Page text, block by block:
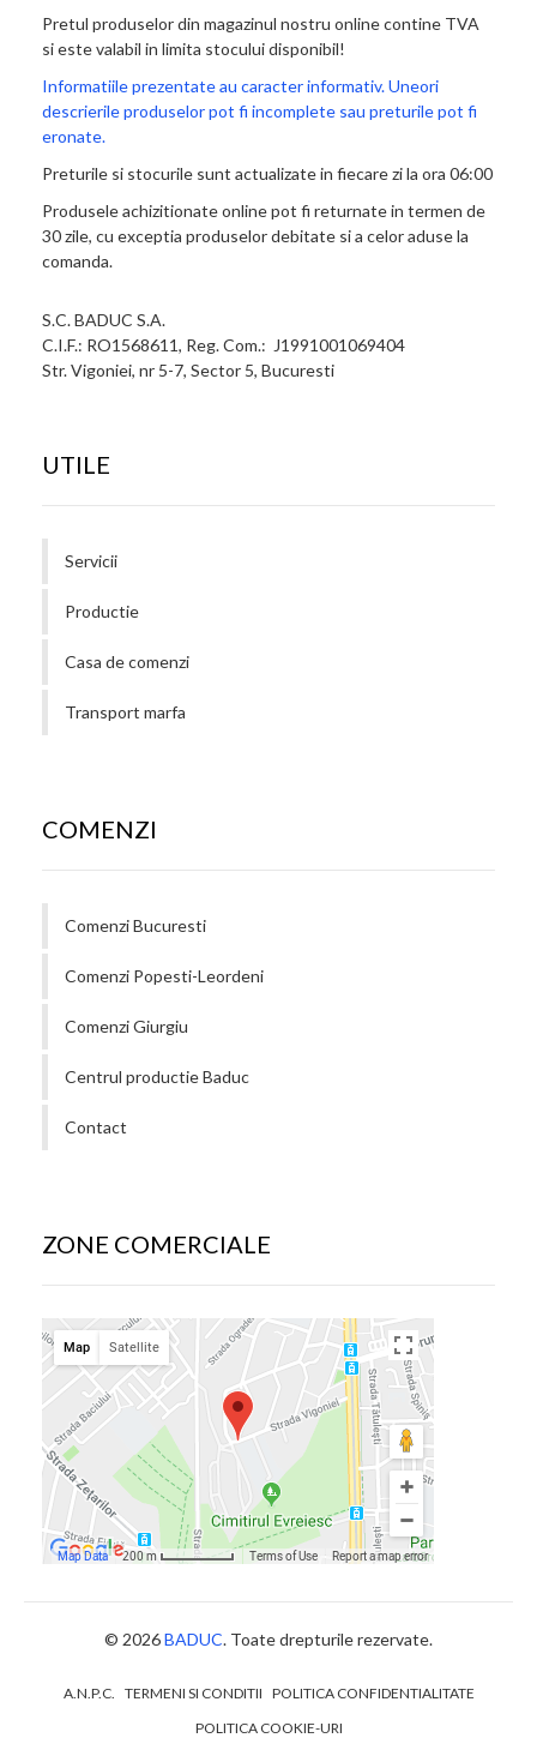
Pretul produselor din magazinul nostru online contine TVA
si este valabil in limita stocului disponibil!
Informatiile prezentate au caracter informativ. Uneori
descrierile produselor pot fi incomplete sau preturile pot fi
eronate.
Preturile si stocurile sunt actualizate in fiecare zi la ora 06:00
Produsele achizitionate online pot fi returnate in termen de
30 zile, cu exceptia produselor debitate si a celor aduse la
comanda.
S.C. BADUC S.A.
C.I.F.: RO1568611, Reg. Com.: J1991001069404
Str. Vigoniei, nr 5-7, Sector 5, Bucuresti
UTILE
Servicii
Productie
Casa de comenzi
Transport marfa
COMENZI
Comenzi Bucuresti
Comenzi Popesti-Leordeni
Comenzi Giurgiu
Centrul productie Baduc
Contact
ZONE COMERCIALE
© 2026BADUC. Toate drepturile rezervate.
A.N.P.C. TERMENI SI CONDITII POLITICA CONFIDENTIALITATE
POLITICA COOKIE-URI